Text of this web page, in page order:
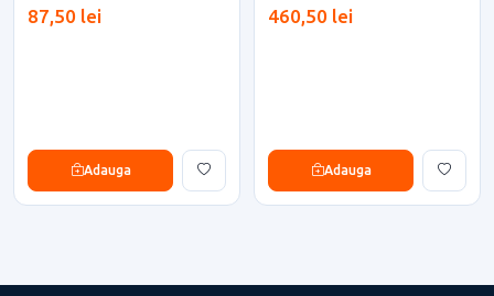
eficiente
87,50 lei
Adauga
460,50 lei
Adauga